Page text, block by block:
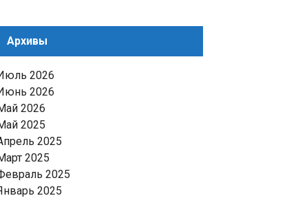
Архивы
2026
2026
2026
2025
2025
2025
2025
2025